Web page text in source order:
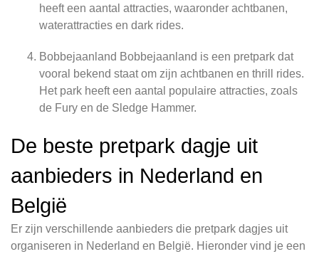
heeft een aantal attracties, waaronder achtbanen,
waterattracties en dark rides.
Bobbejaanland Bobbejaanland is een pretpark dat
vooral bekend staat om zijn achtbanen en thrill rides.
Het park heeft een aantal populaire attracties, zoals
de Fury en de Sledge Hammer.
De beste pretpark dagje uit
aanbieders in Nederland en
België
Er zijn verschillende aanbieders die pretpark dagjes uit
organiseren in Nederland en België. Hieronder vind je een